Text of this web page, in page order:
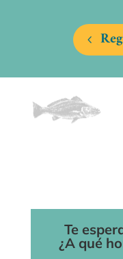
Te
¿A qué